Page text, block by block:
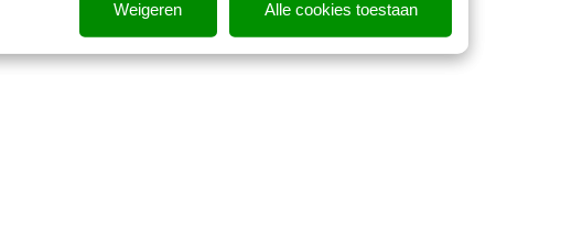
Weigeren Alle cookies toestaan